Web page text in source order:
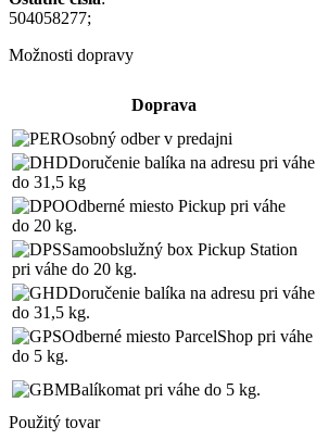
504058277;
Možnosti dopravy
Doprava
Osobný odber v predajni
Doručenie balíka na adresu pri váhe
do 31,5 kg
Odberné miesto Pickup pri váhe
do 20 kg.
Samoobslužný box Pickup Station
pri váhe do 20 kg.
Doručenie balíka na adresu pri váhe
do 31,5 kg.
Odberné miesto ParcelShop pri váhe
do 5 kg.
Balíkomat pri váhe do 5 kg.
Použitý tovar